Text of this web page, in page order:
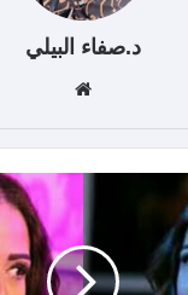
د.صفاء البيلي
الوي
ب